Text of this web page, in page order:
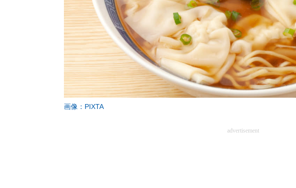
画像：PIXTA
advertisement